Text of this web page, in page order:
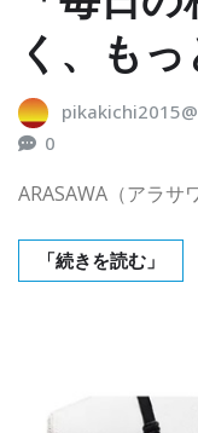
く、もっ
0
ARASAWA（アラサ
「続きを読む」